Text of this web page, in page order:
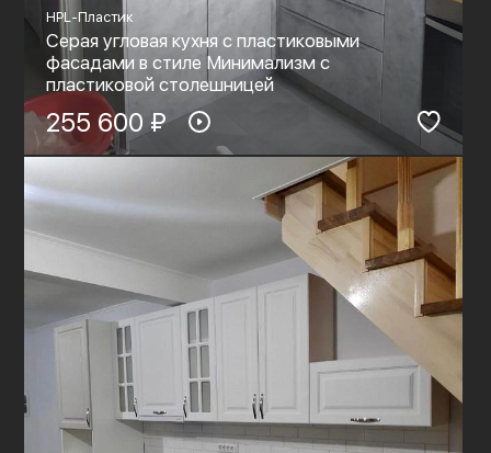
HPL-Пластик
Серая угловая кухня с пластиковыми
фасадами в стиле Минимализм с
пластиковой столешницей
255 600 ₽